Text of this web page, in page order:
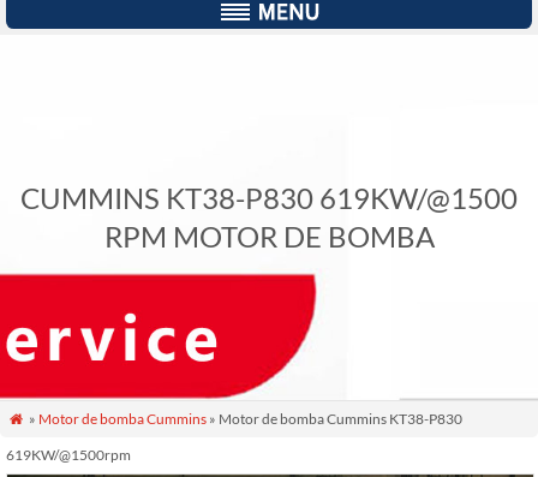
CUMMINS KT38-P830 619KW/@1500
RPM MOTOR DE BOMBA
 » Motor de bomba Cummins» Motor de bomba Cummins KT38-P830
619KW/@1500rpm